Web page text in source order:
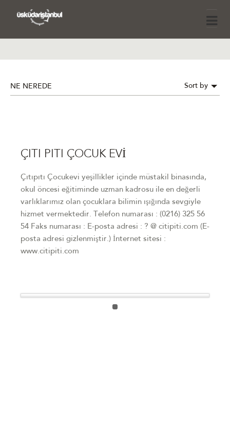
NE NEREDE Sort by
ÇITI PITI ÇOCUK EVİ
Çıtıpıtı Çocukevi yeşillikler içinde müstakil binasında,
okul öncesi eğitiminde uzman kadrosu ile en değerli
varlıklarımız olan çocuklara bilimin ışığında sevgiyle
hizmet vermektedir. Telefon numarası : (0216) 325 56
54 Faks numarası : E-posta adresi : ? @ citipiti.com (E-
posta adresi gizlenmiştir.) İnternet sitesi :
www.citipiti.com